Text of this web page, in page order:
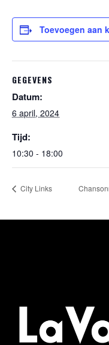
Toevoegen aan
GEGEVENS
Datum:
6 april, 2024
Tijd:
10:30 - 18:00
City Links